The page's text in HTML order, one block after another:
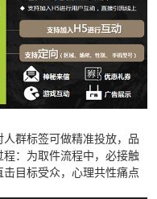
群标签可做精准投放，品
：为取件流程中，必接触
目标受众，心理共性痛点